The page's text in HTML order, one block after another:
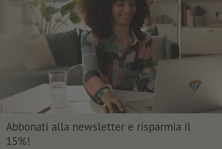
Abbonati alla newsletter e risparmia il
15%!